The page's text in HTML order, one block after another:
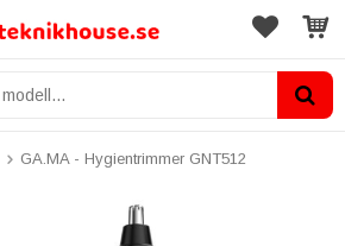
GA.MA - Hygientrimmer GNT512